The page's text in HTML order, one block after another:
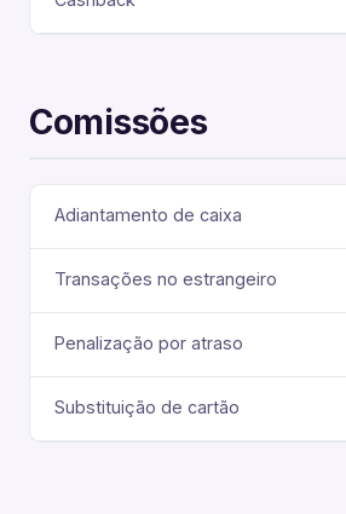
Comissões
Adiantamento de caixa
Transações no estrangeiro
Penalização por atraso
Substituição de cartão